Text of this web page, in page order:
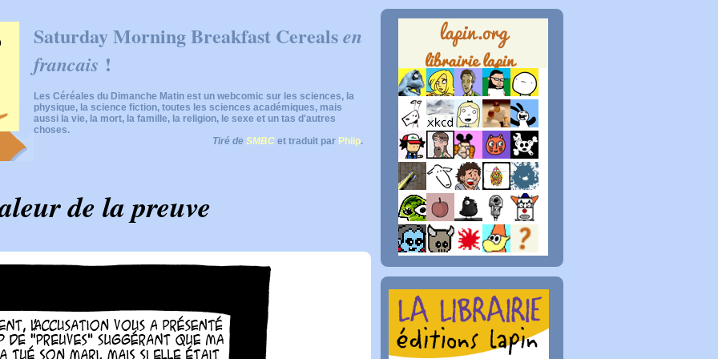
Saturday Morning Breakfast Cerealsen
francais !
Les Céréales du Dimanche Matin est un webcomic sur les sciences, la
physique, la science fiction, toutes les sciences académiques, mais
aussi la vie, la mort, la famille, la religion, le sexe et un tas d'autres
choses.
Tiré de SMBC et traduit par Phiip.
de la preuve